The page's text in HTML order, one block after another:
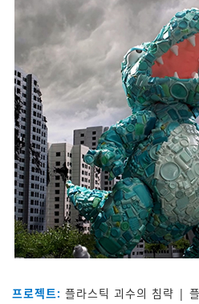
프로젝트: 플라스틱 괴수의 침략 |